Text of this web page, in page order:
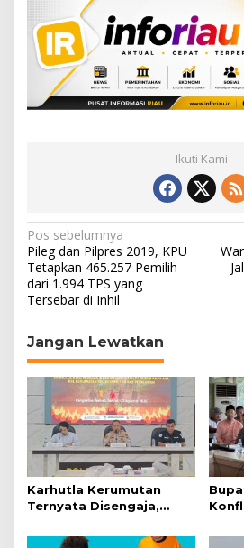
Ikuti Kami
N
a
v
g
a
s
p
s
Pos sebelumnya
Pileg dan Pilpres 2019, KPU
Tetapkan 465.257 Pemilih
dari 1.994 TPS yang
Tersebar di Inhil
Jangan Lewatkan
Karhutla Kerumutan
Ternyata Disengaja,
Pembakar Lahan